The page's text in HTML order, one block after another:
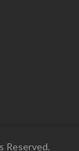
Reserved.